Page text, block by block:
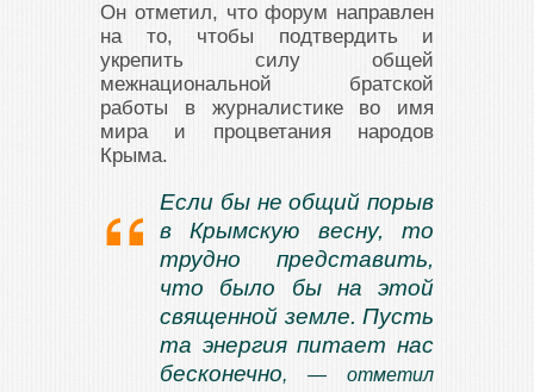
Он отметил, что форум направлен
на то, чтобы подтвердить и
укрепить силу общей
межнациональной братской
работы в журналистике во имя
мира и процветания народов
Крыма.
Если бы не общий порыв
в Крымскую весну, то
трудно представить,
что было бы на этой
священной земле. Пусть
та энергия питает нас
бесконечно, — отметил